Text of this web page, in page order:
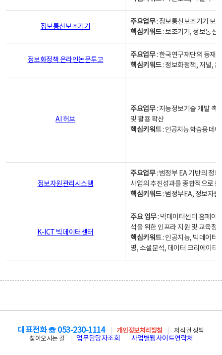
정보통신보조기기
주요업무: 정보통신보조기기 보
핵심키워드: 보조기기, 정보통신
정보화정책 온라인논문투고
주요업무: 한국연구재단의 등재
핵심키워드: 정보화정책, 저널,
AI 허브
주요업무: 지능정보기술 개발 촉
및 활용 확산
핵심키워드: 인공지능 학습용 데
정보자원관리시스템
주요업무: 범정부 EA 기반의 정
사업의 추진성과를 종합적으로
핵심키워드: 범정부EA, 정보자
K-ICT 빅데이터센터
주요 업무: 빅데이터센터 홈페이
석을 위한 인프라 지원 및 교육정
핵심키워드: 인공지능, 빅데이터,
명, 소셜분석, 데이터 크리에이터
대표전화 ☏ 053-230-1114 개인정보처리방침
저작권 정책
찾아오시는 길
업무담당자조회 사업별웹사이트연락처